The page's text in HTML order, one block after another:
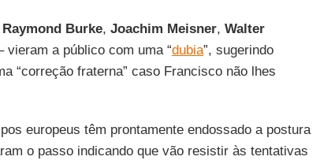
Raymond Burke, Joachim Meisner, Walter
vieram a público com uma “dubia”, sugerindo
“correção fraterna” caso Francisco não lhes
europeus têm prontamente endossado a postura
o passo indicando que vão resistir às tentativas